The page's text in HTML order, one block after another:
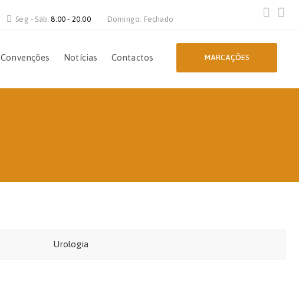
Seg - Sáb:8:00 - 20:00 Domingo: Fechado
Convenções Notícias Contactos MARCAÇÕES
Urologia